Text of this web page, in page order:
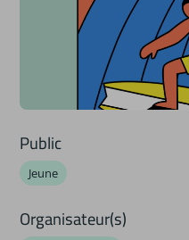
Public
Jeune
Organisateur(s)